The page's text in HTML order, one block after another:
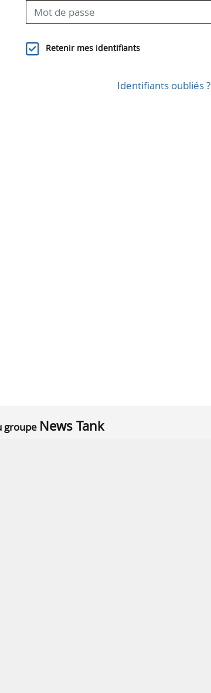
Retenir mes identifiants
Identifiants oubliés ?
groupe News Tank